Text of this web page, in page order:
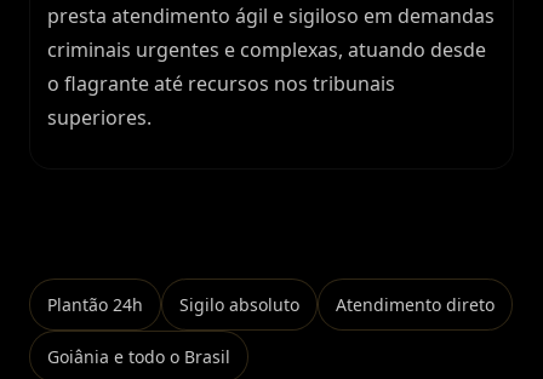
presta atendimento ágil e sigiloso em demandas
criminais urgentes e complexas, atuando desde
o flagrante até recursos nos tribunais
superiores.
Plantão 24h Sigilo absoluto Atendimento direto
Goiânia e todo o Brasil